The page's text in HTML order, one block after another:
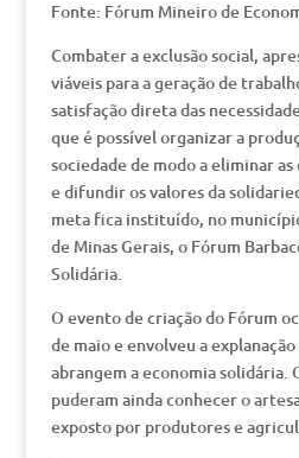
Fonte: Fórum Mineiro de
Combater a exclusão social,
viáveis para a geração de
satisfação direta das
que é possível organizar a
sociedade de modo a eliminar
e difundir os valores da
meta fica instituído, no
de Minas Gerais, o Fórum
Solidária.
O evento de criação do Fórum
de maio e envolveu a
abrangem a economia solidária.
puderam ainda conhecer o
exposto por produtores e